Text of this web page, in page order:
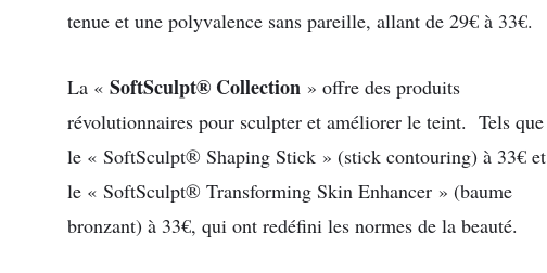
tenue et une polyvalence sans pareille, allant de 29€ à 33€.
La « SoftSculpt® Collection » offre des produits
révolutionnaires pour sculpter et améliorer le teint. Tels que
le « SoftSculpt® Shaping Stick » (stick contouring) à 33€ et
le « SoftSculpt® Transforming Skin Enhancer » (baume
bronzant) à 33€, qui ont redéfini les normes de la beauté.